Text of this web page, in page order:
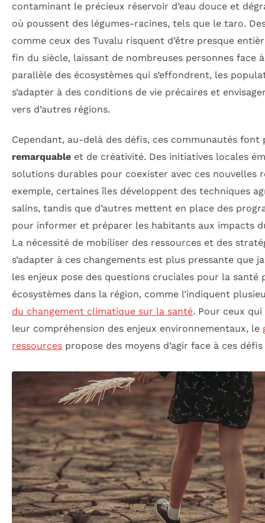
contaminant le précieux réservoir d’eau douce et
où poussent des légumes-racines, tels que le taro.
comme ceux des Tuvalu risquent d’être presque
fin du siècle, laissant de nombreuses personnes face
parallèle des écosystèmes qui s’effondrent, les
s’adapter à des conditions de vie précaires et
vers d’autres régions.
Cependant, au-delà des défis, ces communautés font
remarquable et de créativité. Des initiatives locales
solutions durables pour coexister avec ces nouvelles
exemple, certaines îles développent des techniques
salins, tandis que d’autres mettent en place des
pour informer et préparer les habitants aux impacts
La nécessité de mobiliser des ressources et des
s’adapter à ces changements est plus pressante que
les enjeux pose des questions cruciales pour la santé
écosystèmes dans la région, comme l’indiquent
du changement climatique sur la santé. Pour ceux
leur compréhension des enjeux environnementaux, le
ressources propose des moyens d’agir face à ces